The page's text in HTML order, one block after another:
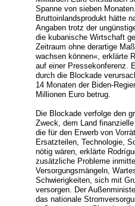
Spanne von sieben
Bruttoinlandsprodukt hätte
Angaben trotz der
die kubanische Wirtschaft
Zeitraum ohne derartige
wachsen können«, erklärte
auf einer Pressekonferenz.
durch die Blockade
14 Monaten der Biden-
Millionen Euro betrug.
Die Blockade verfolge den
Zweck, dem Land
die für den Erwerb von
Ersatzteilen, Technologie,
nötig wären, erklärte
zusätzliche Probleme
Versorgungsmängeln,
Schwierigkeiten, sich mit
versorgen. Der
das nationale